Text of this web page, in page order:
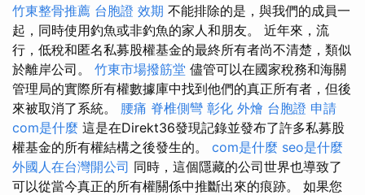
竹東整骨推薦 台胞證 效期 不能排除的是，與我們的成員一
起，同時使用釣魚或非釣魚的家人和朋友。 近年來，流
行，低稅和匿名私募股權基金的最終所有者尚不清楚，類似
於離岸公司。 竹東市場撥筋堂 儘管可以在國家稅務和海關
管理局的實際所有權數據庫中找到他們的真正所有者，但後
來被取消了系統。 腰痛 脊椎側彎 彰化 外燴 台胞證 申請
com是什麼 這是在Direkt36發現記錄並發布了許多私募股
權基金的所有權結構之後發生的。 com是什麼 seo是什麼
外國人在台灣開公司 同時，這個隱藏的公司世界也導致了
可以從當今真正的所有權關係中推斷出來的痕跡。 如果您